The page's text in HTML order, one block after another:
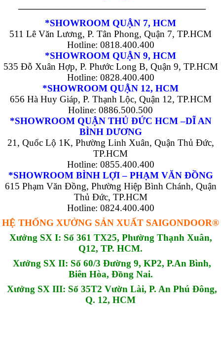
————————————————————
*SHOWROOM QUẬN 7, HCM
511 Lê Văn Lương, P. Tân Phong, Quận 7, TP.HCM
Hotline: 0818.400.400
*SHOWROOM QUẬN 9, HCM
535 Đỗ Xuân Hợp, P. Phước Long B, Quận 9, TP.HCM
Hotline: 0828.400.400
*SHOWROOM QUẬN 12, HCM
656 Hà Huy Giáp, P. Thạnh Lộc, Quận 12, TP.HCM
Holine: 0886.500.500
*SHOWROOM QUẬN THỦ ĐỨC HCM –DĨ AN
BÌNH DƯƠNG
21, Quốc Lộ 1K, Phường Linh Xuân, Quận Thủ Đức,
TP.HCM
Hotline: 0855.400.400
*SHOWROOM BÌNH LỢI – PHẠM VĂN ĐỒNG
615 Phạm Văn Đồng, Phường Hiệp Bình Chánh, Quận
Thủ Đức, TP.HCM
Hotline: 0824.400.400
HỆ THỐNG XƯỞNG SẢN XUẤT SAIGONDOOR®
Xưởng SX I: Số 361 TX25, Phường Thạnh Xuân,
Q12, TP. HCM.
Xưởng SX II: Số 60/3 Đường 9, KP2, P.An Bình,
Biên Hòa, Đồng Nai.
Xưởng SX III: Số 35T2 Vườn Lài, P. An Phú Đông,
Q. 12, HCM